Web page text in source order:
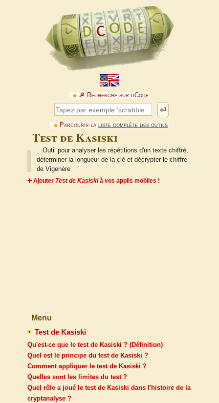
🔎︎ Recherche sur dCode
⏎
Parcourir la liste complète des outils
Test de Kasiski
Outil pour analyser les répétitions d'un texte chiffré,
déterminer la longueur de la clé et décrypter le chiffre
de Vigenère
➕ Ajouter Test de Kasiskià vos applis mobiles !
Menu
Test de Kasiski
Qu'est-ce que le test de Kasiski ? (Définition)
Quel est le principe du test de Kasiski ?
Comment appliquer le test de Kasiski ?
Quelles sont les limites du test ?
Quel rôle a joué le test de Kasiski dans l'histoire de la
cryptanalyse ?